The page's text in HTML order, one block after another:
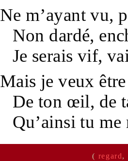
Ne m’ayant vu,
Non dardé,
Je serais vif,
Mais je veux
De ton œil, de
Qu’ainsi tu me
( regard,